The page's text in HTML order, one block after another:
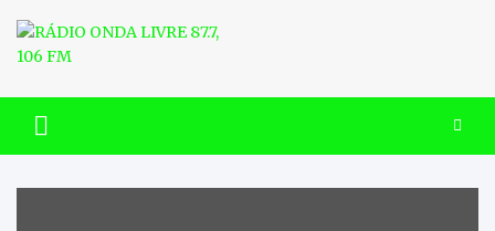
content
RÁDIO ONDA LIVRE 87.7, 106
FM